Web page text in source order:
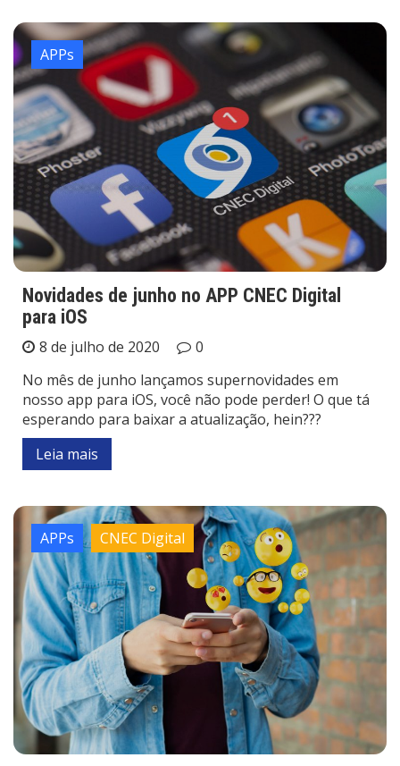
APPs
Novidades de junho no APP CNEC Digital
para iOS
8 de julho de 2020
0
No mês de junho lançamos supernovidades em
nosso app para iOS, você não pode perder! O que tá
esperando para baixar a atualização, hein???
Leia mais
APPs CNEC Digital